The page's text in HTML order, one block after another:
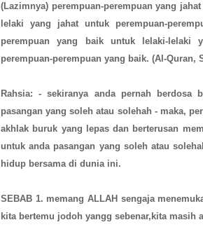
(Lazimnya) perempuan-perempuan yang
lelaki yang jahat untuk perempuan-
perempuan yang baik untuk lelaki-
perempuan-perempuan yang baik. (Al-Quran,
Rahsia: - sekiranya anda pernah berdosa
pasangan yang soleh atau solehah - maka,
akhlak buruk yang lepas dan berterusan
untuk anda pasangan yang soleh atau
hidup bersama di dunia ini.
SEBAB 1. memang ALLAH sengaja
kita bertemu jodoh yangg sebenar,kita masih